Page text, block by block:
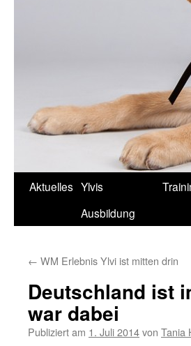
Springe
Aktuelles Ylvis
Ausbildung
← WM Erlebnis Ylvi ist mitten drin
Deutschland ist
war dabei
Publiziert am 1. Juli 2014von Tania